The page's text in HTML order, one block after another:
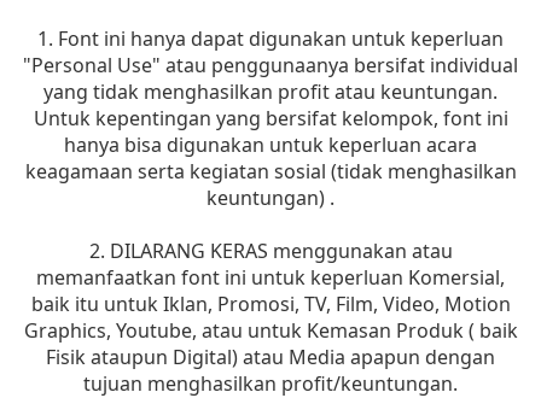
1. Font ini hanya dapat digunakan untuk keperluan
"Personal Use" atau penggunaanya bersifat individual
yang tidak menghasilkan profit atau keuntungan.
Untuk kepentingan yang bersifat kelompok, font ini
hanya bisa digunakan untuk keperluan acara
keagamaan serta kegiatan sosial (tidak menghasilkan
keuntungan) .
2. DILARANG KERAS menggunakan atau
memanfaatkan font ini untuk keperluan Komersial,
baik itu untuk Iklan, Promosi, TV, Film, Video, Motion
Graphics, Youtube, atau untuk Kemasan Produk ( baik
Fisik ataupun Digital) atau Media apapun dengan
tujuan menghasilkan profit/keuntungan.